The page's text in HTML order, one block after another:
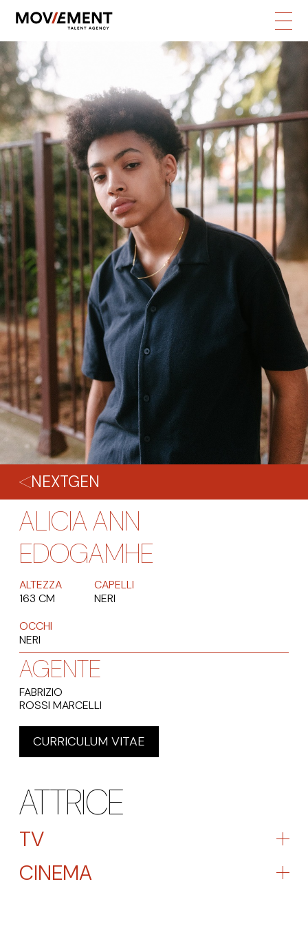
NEXTGEN
ALICIA ANN
EDOGAMHE
ALTEZZA
163 CM
CAPELLI
NERI
OCCHI
NERI
AGENTE
FABRIZIO
ROSSI MARCELLI
CURRICULUM VITAE
ATTRICE
TV
CINEMA